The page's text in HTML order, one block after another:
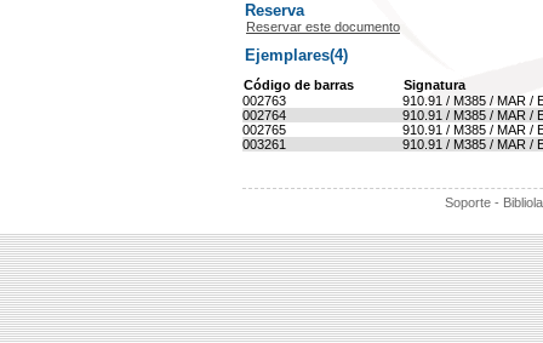
Reserva
Reservar este documento
Ejemplares(4)
Código de barras
Signatura
002763
910.91 / M385 / MAR /
002764
910.91 / M385 / MAR /
002765
910.91 / M385 / MAR /
003261
910.91 / M385 / MAR /
Soporte -